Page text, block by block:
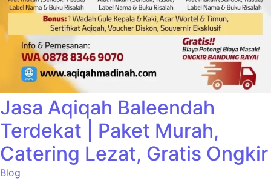
Jasa Aqiqah Baleendah
Terdekat | Paket Murah,
Catering Lezat, Gratis Ongkir
Blog